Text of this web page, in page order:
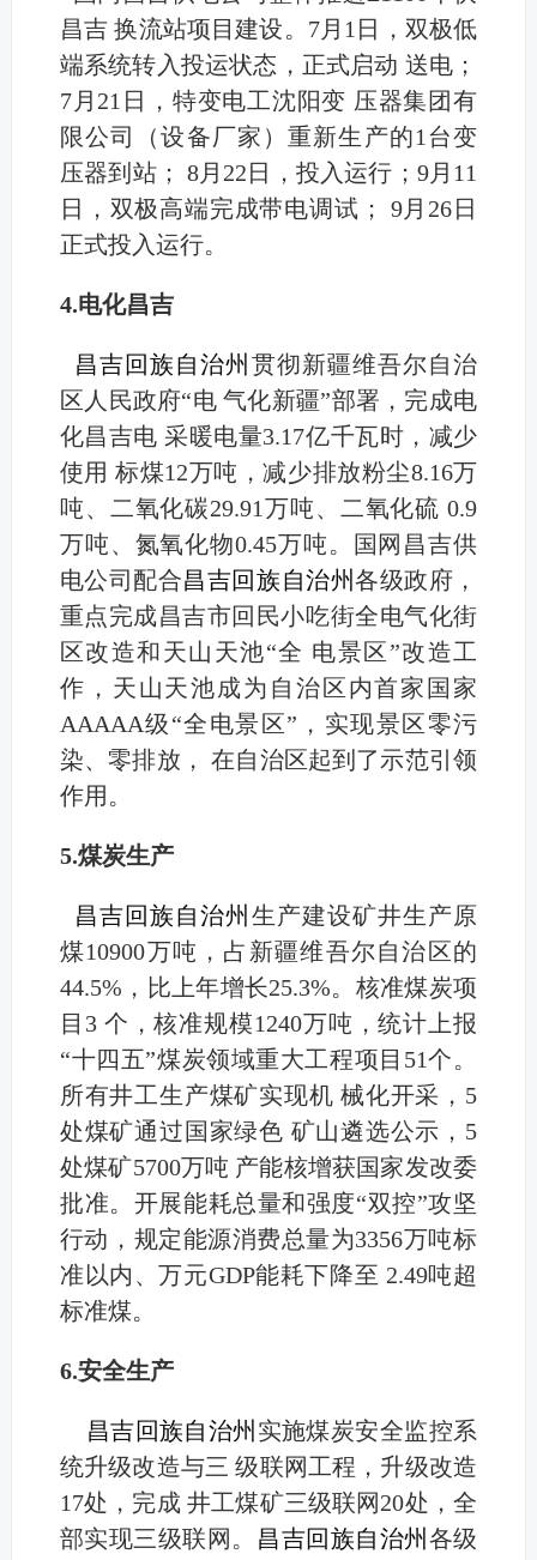
昌吉 换流站项目建设。7月1日，双极低
端系统转入投运状态，正式启动 送电；
7月21日，特变电工沈阳变 压器集团有
限公司（设备厂家）重新生产的1台变
压器到站； 8月22日，投入运行；9月11
日，双极高端完成带电调试； 9月26日
正式投入运行。
4.电化昌吉
昌吉回族自治州 贯彻新疆维吾尔自治
区人民政府“电 气化新疆”部署，完成电
化昌吉电 采暖电量3.17亿千瓦时，减少
使用 标煤12万吨，减少排放粉尘8.16万
吨、二氧化碳29.91万吨、二氧化硫 0.9
万吨、氮氧化物0.45万吨。国网昌吉供
电公司配合昌吉回族自治州各级政府，
重点完成昌吉市回民小吃街全电气化街
区改造和天山天池“全 电景区”改造工
作，天山天池成为自治区内首家国家
AAAAA级“全电景区”，实现景区零污
染、零排放， 在自治区起到了示范引领
作用。
5.煤炭生产
昌吉回族自治州 生产建设矿井生产原
煤10900万吨，占新疆维吾尔自治区的
44.5%，比上年增长25.3%。核准煤炭项
目3 个，核准规模1240万吨，统计上报
“十四五”煤炭领域重大工程项目51个。
所有井工生产煤矿实现机 械化开采，5
处煤矿通过国家绿色 矿山遴选公示，5
处煤矿5700万吨 产能核增获国家发改委
批准。开展能耗总量和强度“双控”攻坚
行动，规定能源消费总量为3356万吨标
准以内、万元GDP能耗下降至 2.49吨超
标准煤。
6.安全生产
昌吉回族自治州 实施煤炭安全监控系
统升级改造与三 级联网工程，升级改造
17处，完成 井工煤矿三级联网20处，全
部实现三级联网。 昌吉回族自治州 各级